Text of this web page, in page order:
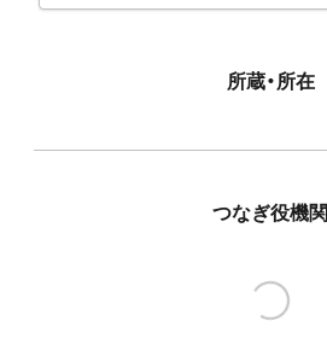
所蔵・所在
つなぎ役機関